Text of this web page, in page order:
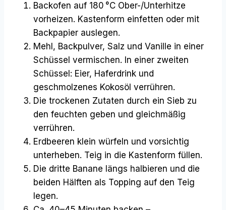
Backofen auf 180 °C Ober-/Unterhitze
vorheizen. Kastenform einfetten oder mit
Backpapier auslegen.
Mehl, Backpulver, Salz und Vanille in einer
Schüssel vermischen. In einer zweiten
Schüssel: Eier, Haferdrink und
geschmolzenes Kokosöl verrühren.
Die trockenen Zutaten durch ein Sieb zu
den feuchten geben und gleichmäßig
verrühren.
Erdbeeren klein würfeln und vorsichtig
unterheben. Teig in die Kastenform füllen.
Die dritte Banane längs halbieren und die
beiden Hälften als Topping auf den Teig
legen.